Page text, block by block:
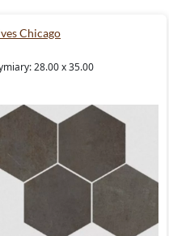
Chicago
28.00 x 35.00